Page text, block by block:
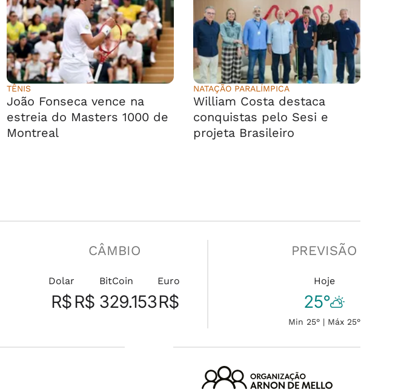
TÊNIS
João Fonseca vence na
estreia do Masters 1000 de
Montreal
NATAÇÃO PARALÍMPICA
William Costa destaca
conquistas pelo Sesi e
projeta Brasileiro
CÂMBIO
Dolar
R$
BitCoin
R$ 329.153
Euro
R$
PREVISÃO
Hoje
25°
Min 25° | Máx 25°